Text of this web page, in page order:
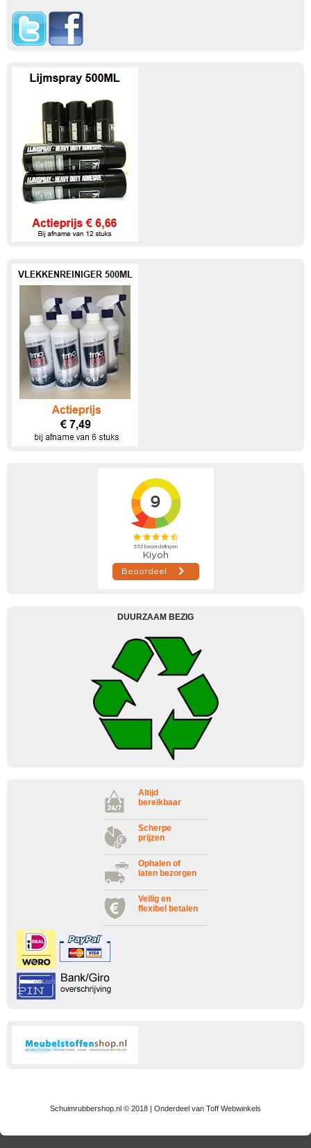
DUURZAAM BEZIG
Altijd
bereikbaar
Scherpe
prijzen
Ophalen of
laten bezorgen
Veilig en
flexibel betalen
Schuimrubbershop.nl © 2018 | Onderdeel van Toff Webwinkels